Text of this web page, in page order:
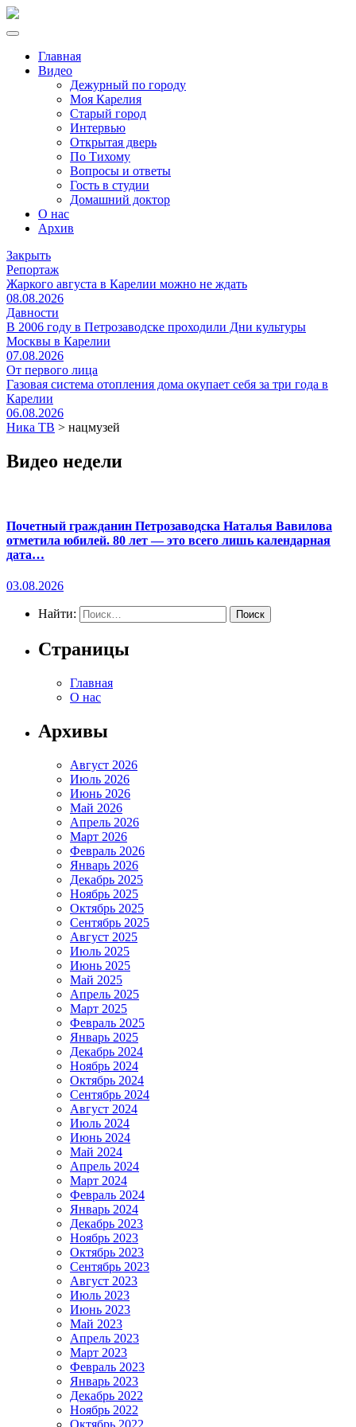
Главная
Видео
Дежурный по городу
Моя Карелия
Старый город
Интервью
Открытая дверь
По Тихому
Вопросы и ответы
Гость в студии
Домашний доктор
О нас
Архив
Закрыть
Репортаж
Жаркого августа в Карелии можно не ждать
08.08.2026
Давности
В 2006 году в Петрозаводске проходили Дни культуры
Москвы в Карелии
07.08.2026
От первого лица
Газовая система отопления дома окупает себя за три года в
Карелии
06.08.2026
Ника ТВ > нацмузей
Видео недели
Почетный гражданин Петрозаводска Наталья Вавилова
отметила юбилей. 80 лет — это всего лишь календарная
дата…
03.08.2026
Найти:
Страницы
Главная
О нас
Архивы
Август 2026
Июль 2026
Июнь 2026
Май 2026
Апрель 2026
Март 2026
Февраль 2026
Январь 2026
Декабрь 2025
Ноябрь 2025
Октябрь 2025
Сентябрь 2025
Август 2025
Июль 2025
Июнь 2025
Май 2025
Апрель 2025
Март 2025
Февраль 2025
Январь 2025
Декабрь 2024
Ноябрь 2024
Октябрь 2024
Сентябрь 2024
Август 2024
Июль 2024
Июнь 2024
Май 2024
Апрель 2024
Март 2024
Февраль 2024
Январь 2024
Декабрь 2023
Ноябрь 2023
Октябрь 2023
Сентябрь 2023
Август 2023
Июль 2023
Июнь 2023
Май 2023
Апрель 2023
Март 2023
Февраль 2023
Январь 2023
Декабрь 2022
Ноябрь 2022
Октябрь 2022